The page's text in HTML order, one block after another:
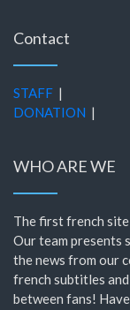
Contact
STAFF |
DONATION |
WHO ARE WE
The first french
Our team presents
the news from our
french subtitles
between fans!